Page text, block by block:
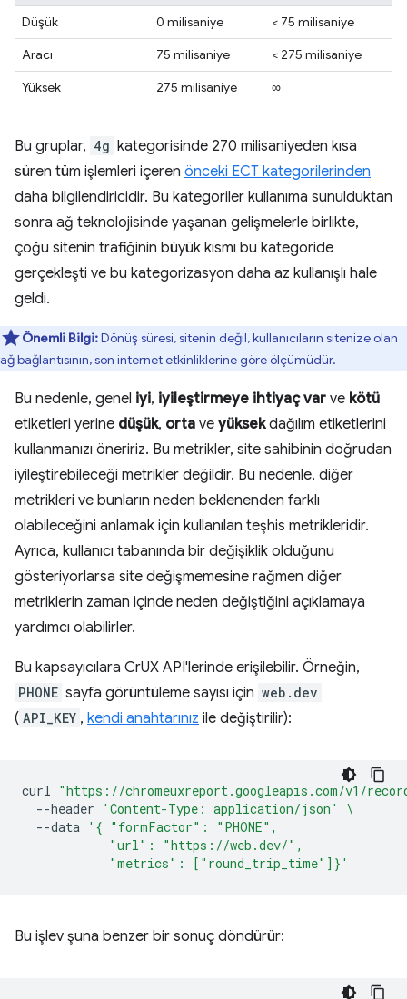
Düşük 0 milisaniye
< 75 milisaniye
Aracı
75 milisaniye
< 275 milisaniye
Yüksek
275 milisaniye ∞
Bu gruplar, 4g kategorisinde 270 milisaniyeden kısa
süren tüm işlemleri içeren önceki ECT kategorilerinden
daha bilgilendiricidir. Bu kategoriler kullanıma sunulduktan
sonra ağ teknolojisinde yaşanan gelişmelerle birlikte,
çoğu sitenin trafiğinin büyük kısmı bu kategoride
gerçekleşti ve bu kategorizasyon daha az kullanışlı hale
geldi.
Önemli Bilgi:Dönüş süresi, sitenin değil, kullanıcıların sitenize olan
ağ bağlantısının, son internet etkinliklerine göre ölçümüdür.
Bu nedenle, genel iyi, iyileştirmeye ihtiyaç var ve kötü
etiketleri yerine düşük, orta ve yüksekdağılım etiketlerini
kullanmanızı öneririz. Bu metrikler, site sahibinin doğrudan
iyileştirebileceği metrikler değildir. Bu nedenle, diğer
metrikleri ve bunların neden beklenenden farklı
olabileceğini anlamak için kullanılan teşhis metrikleridir.
Ayrıca, kullanıcı tabanında bir değişiklik olduğunu
gösteriyorlarsa site değişmemesine rağmen diğer
metriklerin zaman içinde neden değiştiğini açıklamaya
yardımcı olabilirler.
Bu kapsayıcılara CrUX API'lerinde erişilebilir. Örneğin,
PHONE sayfa görüntüleme sayısı için web.dev
( API_KEY , kendi anahtarınız ile değiştirilir):
curl "https://chromeuxreport.googleapis.com/v1/
--header
'Content-Type: application/json'
\
--data '{ "formFactor": "PHONE",
            "url": "https://web.dev/",
            "metrics": ["round_trip_time"]}'
Bu işlev şuna benzer bir sonuç döndürür: